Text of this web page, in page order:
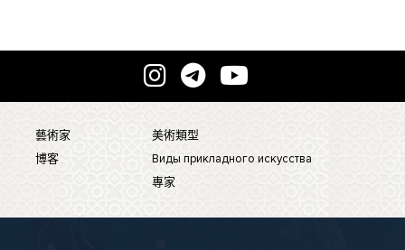
藝術家
博客
美術類型
Виды прикладного искусства
專家